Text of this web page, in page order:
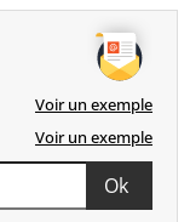
Voir un exemple
Voir un exemple